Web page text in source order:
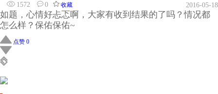
1572
0 收藏 2016-05-18
如题，心情好忐忑啊，大家有收到结果的了吗？情况都
怎么样？保佑保佑~
点赞 0